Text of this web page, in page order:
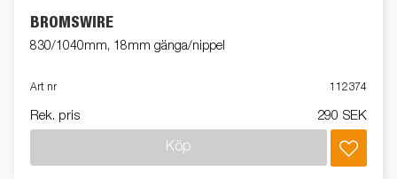
BROMSWIRE
830/1040mm, 18mm gänga/nippel
Art nr 112374
Rek. pris 290 SEK
Köp